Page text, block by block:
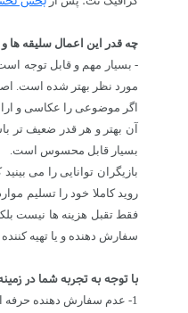
چه قدر این اعمال سلیقه
- بسیار مهم و قابل توجه
مورد نظر بهتر شده است.
اگر موضوعی را عکاسی و
آن بهتر و هر قدر ضعیف تر
بسیار قابل محسوس است.
بازیگران توانایی را می
روید کاملا خود را تسلیم
فقط تقبل هزینه ها نیست
سفارش دهنده و یا تهیه
با توجه به تجربه شما در
1- عدم سفارش دهنده حرفه ای و آشنا به مقوله سینما و تبلیغات